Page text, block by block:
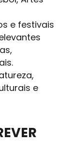
e festivais
e